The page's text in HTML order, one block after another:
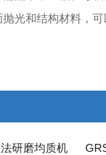
光和结构材料，可
研磨均质机